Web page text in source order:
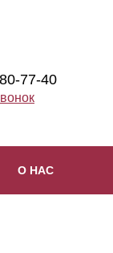
77-40
О НАС